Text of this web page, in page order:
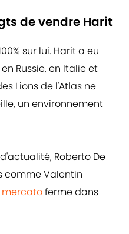
de vendre Harit
sur lui. Harit a eu
Russie, en Italie et
Lions de l'Atlas ne
un environnement
Roberto De
comme Valentin
mercatoferme dans